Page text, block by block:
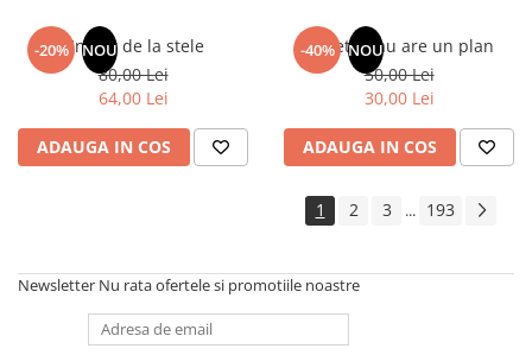
-20% NOU
Un dar de la stele
80,00 Lei
64,00 Lei
ADAUGA IN COS
-40% NOU
Sufletul tau are un plan
50,00 Lei
30,00 Lei
ADAUGA IN COS
1 2 3 ... 193
Newsletter Nu rata ofertele si promotiile noastre